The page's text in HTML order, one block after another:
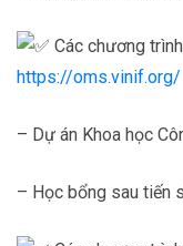
Các chương
https://oms.vinif.org/
– Dự án Khoa học
– Học bổng sau tiến